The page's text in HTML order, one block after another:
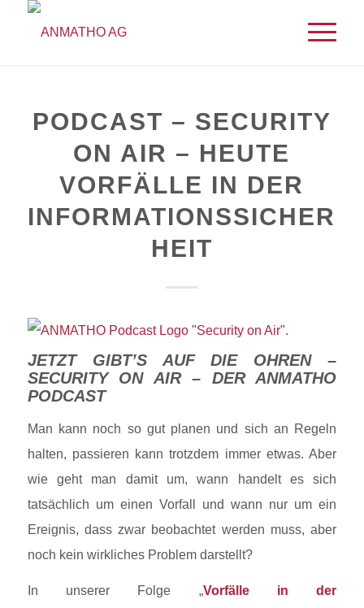
PODCAST – SECURITY
ON AIR – HEUTE
VORFÄLLE IN DER
INFORMATIONSSICHER
HEIT
JETZT GIBT’S AUF DIE OHREN –
SECURITY ON AIR – DER ANMATHO
PODCAST
Man kann noch so gut planen und sich an Regeln
halten, passieren kann trotzdem immer etwas. Aber
wie geht man damit um, wann handelt es sich
tatsächlich um einen Vorfall und wann nur um ein
Ereignis, dass zwar beobachtet werden muss, aber
noch kein wirkliches Problem darstellt?
In unserer Folge „Vorfälle in der